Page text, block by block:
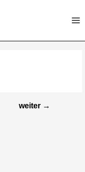
weiter →